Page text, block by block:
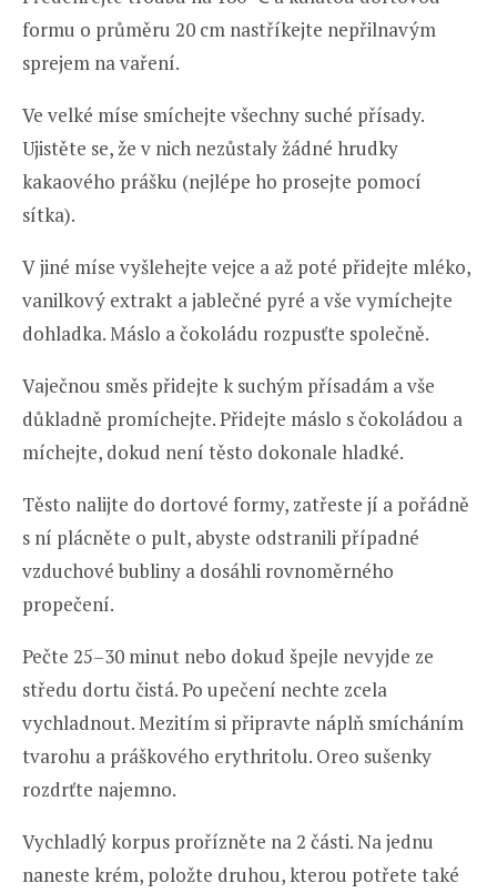
formu o průměru 20 cm nastříkejte nepřilnavým
sprejem na vaření.
Ve velké míse smíchejte všechny suché přísady.
Ujistěte se, že v nich nezůstaly žádné hrudky
kakaového prášku (nejlépe ho prosejte pomocí
sítka).
V jiné míse vyšlehejte vejce a až poté přidejte mléko,
vanilkový extrakt a jablečné pyré a vše vymíchejte
dohladka. Máslo a čokoládu rozpusťte společně.
Vaječnou směs přidejte k suchým přísadám a vše
důkladně promíchejte. Přidejte máslo s čokoládou a
míchejte, dokud není těsto dokonale hladké.
Těsto nalijte do dortové formy, zatřeste jí a pořádně
s ní plácněte o pult, abyste odstranili případné
vzduchové bubliny a dosáhli rovnoměrného
propečení.
Pečte 25–30 minut nebo dokud špejle nevyjde ze
středu dortu čistá. Po upečení nechte zcela
vychladnout. Mezitím si připravte náplň smícháním
tvarohu a práškového erythritolu. Oreo sušenky
rozdrťte najemno.
Vychladlý korpus prořízněte na 2 části. Na jednu
naneste krém, položte druhou, kterou potřete také